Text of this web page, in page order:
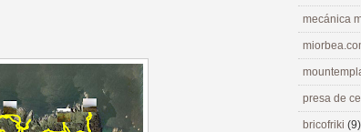
mecánica
presa de
bricofriki (9)